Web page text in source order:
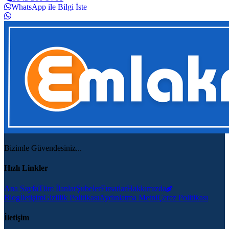
WhatsApp ile Bilgi İste
Bizimle Güvendesiniz...
Hızlı Linkler
Ana SayfaTüm İlanlarŞubelerFırsatlarHakkımızda
BlogİletişimGizlilik PolitikasıAydınlatma MetniÇerez Politikası
İletişim